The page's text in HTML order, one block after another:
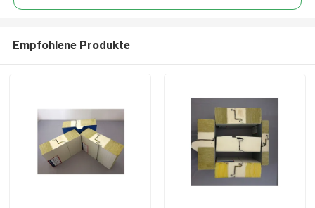
Empfohlene Produkte